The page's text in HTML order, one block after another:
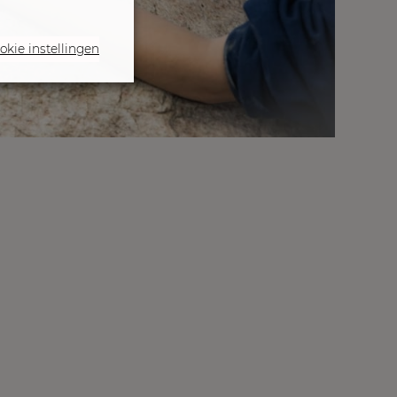
instellingen